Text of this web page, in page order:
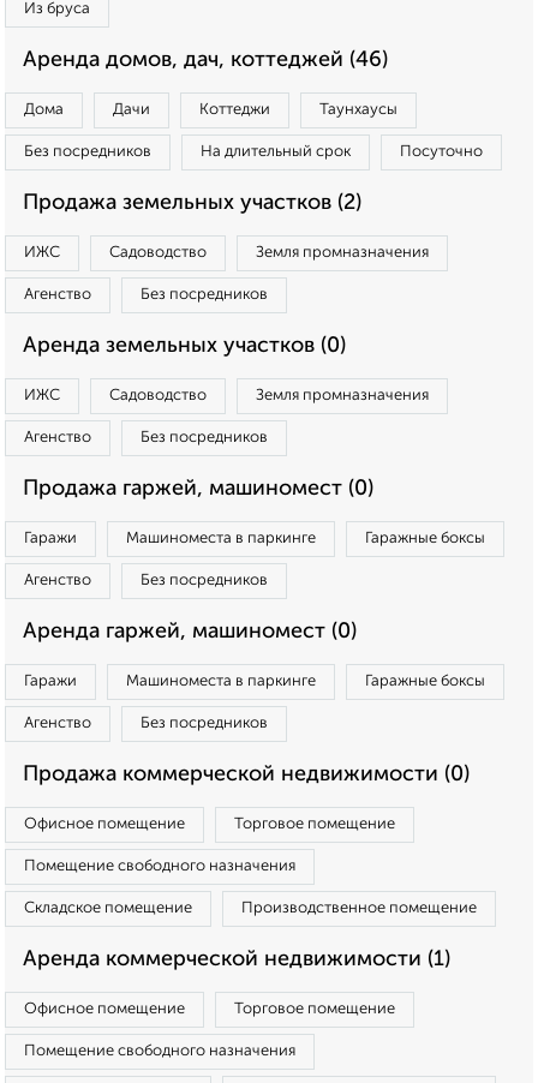
Из бруса
Аренда домов, дач, коттеджей (46)
Дома Дачи Коттеджи Таунхаусы
Без посредников На длительный срок Посуточно
Продажа земельных участков (2)
ИЖС Садоводство Земля промназначения
Агенство Без посредников
Аренда земельных участков (0)
ИЖС Садоводство Земля промназначения
Агенство Без посредников
Продажа гаржей, машиномест (0)
Гаражи Машиноместа в паркинге Гаражные боксы
Агенство Без посредников
Аренда гаржей, машиномест (0)
Гаражи Машиноместа в паркинге Гаражные боксы
Агенство Без посредников
Продажа коммерческой недвижимости (0)
Офисное помещение Торговое помещение
Помещение свободного назначения
Складское помещение Производственное помещение
Аренда коммерческой недвижимости (1)
Офисное помещение Торговое помещение
Помещение свободного назначения